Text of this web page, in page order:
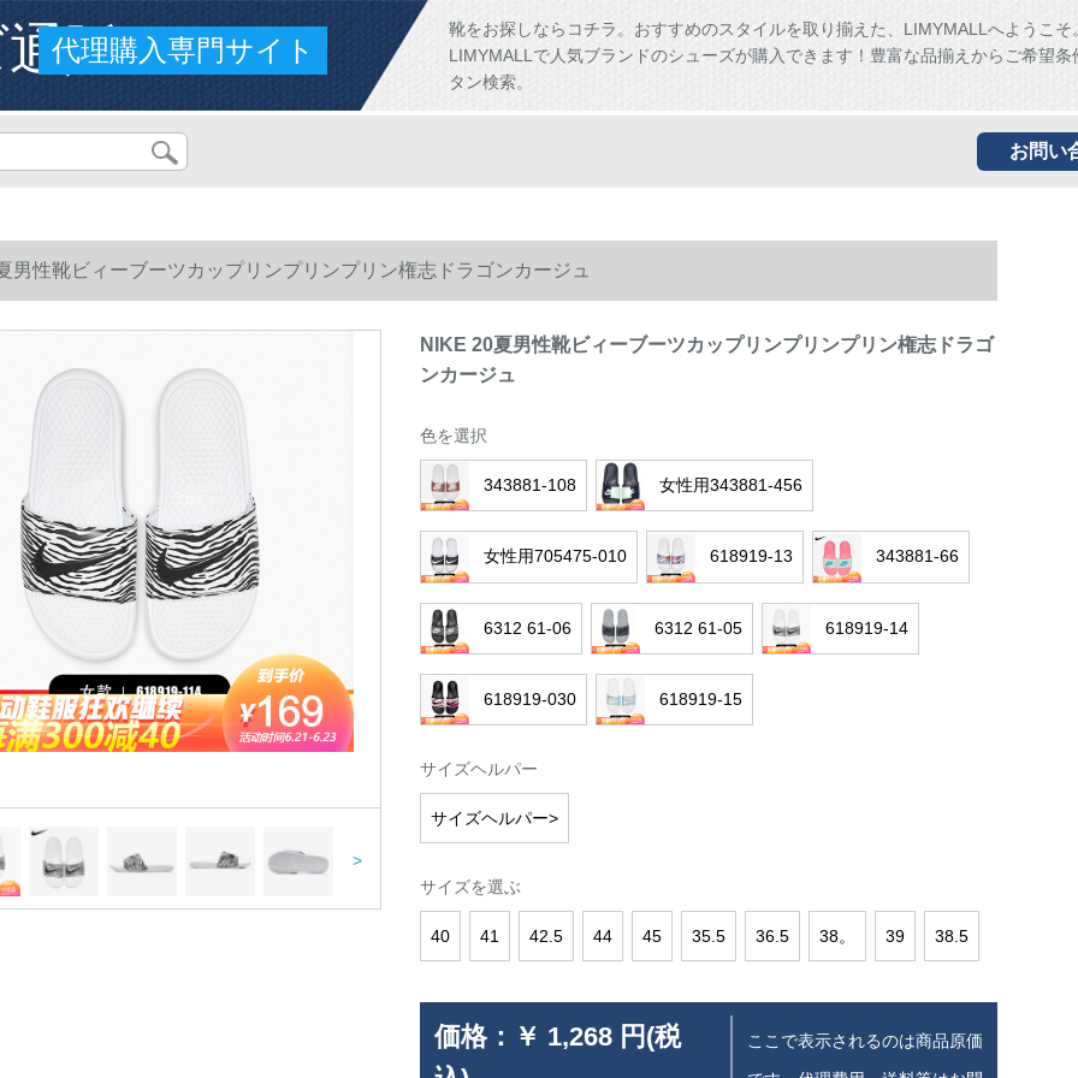
販
代理購入専門サイト
靴をお探しならコチラ。おすすめのスタイルを取り揃えた、LIMYMALLへようこそ
LIMYMALLで人気ブランドのシューズが購入できます！豊富な品揃えからご希望条
タン検索。
お問い
男性靴ビィーブーツカップリンプリンプリン権志ドラゴンカージュ
>
NIKE 20夏男性靴ビィーブーツカップリンプリンプリン権志ドラゴ
ンカージュ
色を選択
343881-108 女性用343881-456
女性用705475-010 618919-13 343881-66
6312 61-06 6312 61-05 618919-14
618919-030 618919-15
サイズヘルパー
サイズヘルパー>
サイズを選ぶ
40 41 42.5 44 45 35.5 36.5 38。 39 38.5
価格： ￥ 1,268 円(税
ここで表示されるのは商品原価